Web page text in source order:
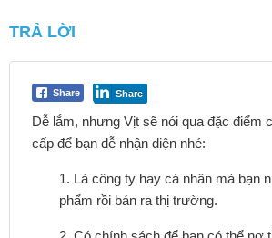
TRẢ LỜI
Share Share
Dễ lắm, nhưng Vịt sẽ nói qua đặc điểm
cấp để bạn dễ nhận diện nhé:
1. Là công ty hay cá nhân mà bạn
phẩm rồi bán ra thị trường.